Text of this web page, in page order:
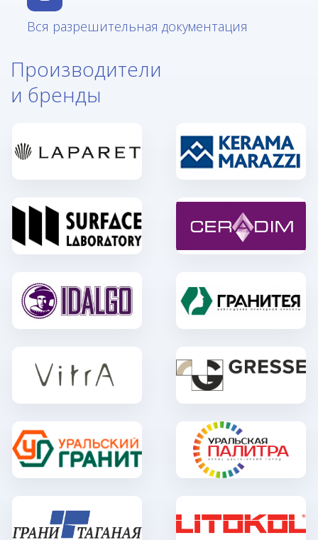
Вся разрешительная документация
Производители
и бренды